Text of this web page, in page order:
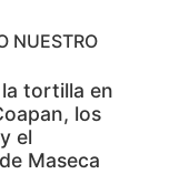
NUESTRO
tortilla en
los
el
Maseca